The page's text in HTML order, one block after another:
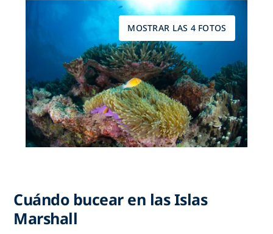
MOSTRAR LAS 4 FOTOS
Cuándo bucear en las Islas
Marshall